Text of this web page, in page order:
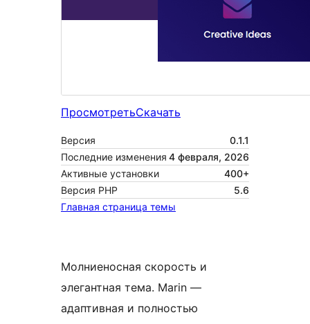
ПросмотретьСкачать
Версия
0.1.1
Последние изменения 4 февраля, 2026
Активные установки
400+
Версия PHP
5.6
Главная страница темы
Молниеносная скорость и
элегантная тема. Marin —
адаптивная и полностью